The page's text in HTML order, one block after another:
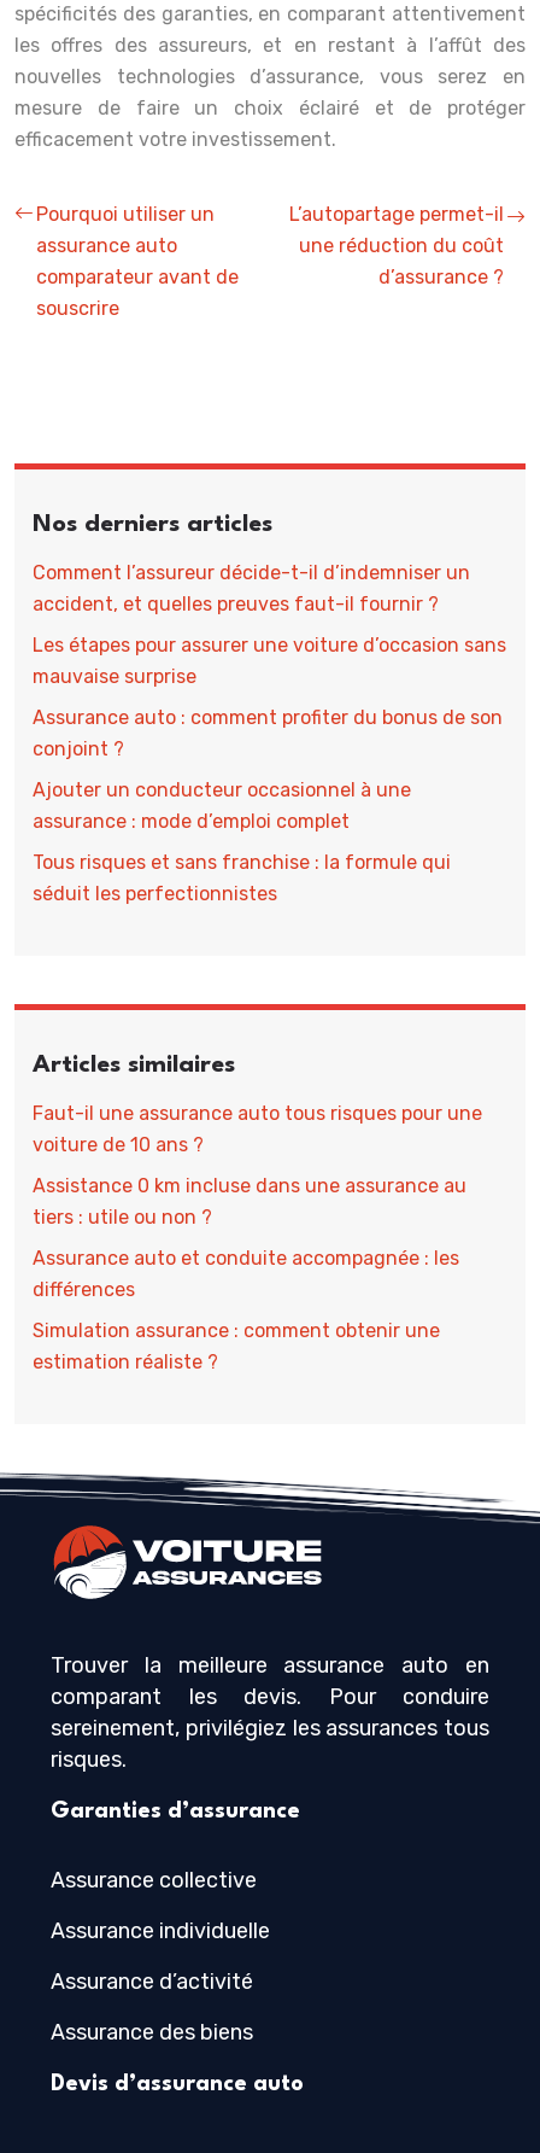
spécificités des garanties, en comparant attentivement
les offres des assureurs, et en restant à l’affût des
nouvelles technologies d’assurance, vous serez en
mesure de faire un choix éclairé et de protéger
efficacement votre investissement.
Pourquoi utiliser un
assurance auto
comparateur avant de
souscrire
L’autopartage permet-il
une réduction du coût
d’assurance ?
Nos derniers articles
Comment l’assureur décide-t-il d’indemniser un
accident, et quelles preuves faut-il fournir ?
Les étapes pour assurer une voiture d’occasion sans
mauvaise surprise
Assurance auto : comment profiter du bonus de son
conjoint ?
Ajouter un conducteur occasionnel à une
assurance : mode d’emploi complet
Tous risques et sans franchise : la formule qui
séduit les perfectionnistes
Articles similaires
Faut-il une assurance auto tous risques pour une
voiture de 10 ans ?
Assistance 0 km incluse dans une assurance au
tiers : utile ou non ?
Assurance auto et conduite accompagnée : les
différences
Simulation assurance : comment obtenir une
estimation réaliste ?
Trouver la meilleure assurance auto en
comparant les devis. Pour conduire
sereinement, privilégiez les assurances tous
risques.
Garanties d’assurance
Assurance collective
Assurance individuelle
Assurance d’activité
Assurance des biens
Devis d’assurance auto